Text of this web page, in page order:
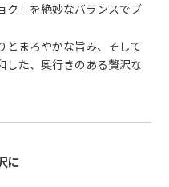
ク」を絶妙なバランスでブ
とまろやかな旨み、そして
した、奥行きのある贅沢な
に